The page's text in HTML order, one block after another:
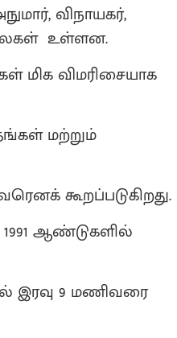
விநாயகர்,
உள்ளன.
மிக விமரிசையாக
மற்றும்
கூறப்படுகிறது.
1991 ஆண்டுகளில்
இரவு 9 மணிவரை